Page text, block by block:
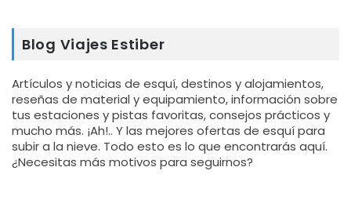
Blog Viajes Estiber
Artículos y noticias de esquí, destinos y alojamientos,
reseñas de material y equipamiento, información sobre
tus estaciones y pistas favoritas, consejos prácticos y
mucho más. ¡Ah!.. Y las mejores ofertas de esquí para
subir a la nieve. Todo esto es lo que encontrarás aquí.
¿Necesitas más motivos para seguirnos?